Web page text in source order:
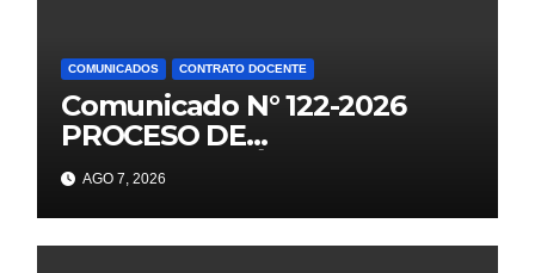
COMUNICADOS CONTRATO DOCENTE
Comunicado N° 122-2026
PROCESO DE
CONTRATACIÓN DOCENTE
2026 PUBLICACIÓN DE
PLAZAS VACANTES PARA
ETAPA PUN EBR PRIMARIA,
AGO 7, 2026